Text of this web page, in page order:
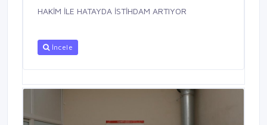
HAKİM İLE HATAYDA İSTİHDAM ARTIYOR
İncele